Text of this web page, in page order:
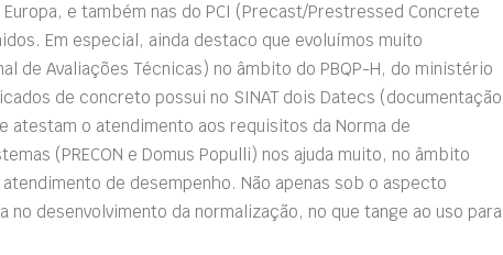
e também nas do PCI (Precast/Prestressed Concrete
Em especial, ainda destaco que evoluímos muito
de Avaliações Técnicas) no âmbito do PBQP-H, do ministério
de concreto possui no SINAT dois Datecs (documentação
atestam o atendimento aos requisitos da Norma de
(PRECON e Domus Populli) nos ajuda muito, no âmbito
de desempenho. Não apenas sob o aspecto
no desenvolvimento da normalização, no que tange ao uso para